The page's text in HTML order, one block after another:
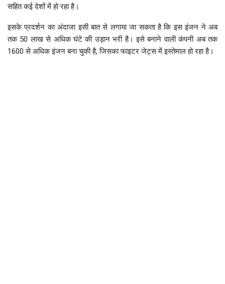
सहित कई देशों में हो रहा है।
इसके प्रदर्शन का अंदाजा इसी बात से लगाया जा सकता है कि इस इंजन ने अब
तक 50 लाख से अधिक घंटे की उड़ान भरी है। इसे बनाने वाली कंपनी अब तक
1600 से अधिक इंजन बना चुकी है, जिसका फाइटर जेट्स में इस्तेमाल हो रहा है।